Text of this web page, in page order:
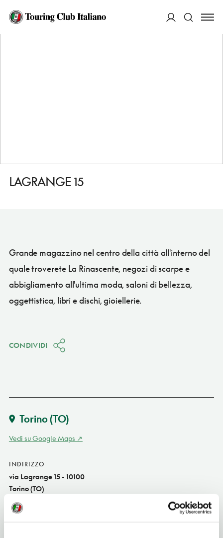
HOME
LAGRANGE 15
Grande magazzino nel centro della città all'interno del
quale troverete La Rinascente, negozi di scarpe e
abbigliamento all'ultima moda, saloni di bellezza,
oggettistica, libri e dischi, gioiellerie.
CONDIVIDI
Torino(TO)
Vedi su Google Maps
INDIRIZZO
via Lagrange 15 - 10100
Torino (TO)
Piemonte IT